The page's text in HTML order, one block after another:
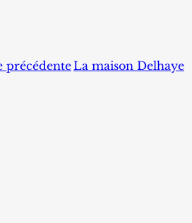
précédenteLa maison Delhaye